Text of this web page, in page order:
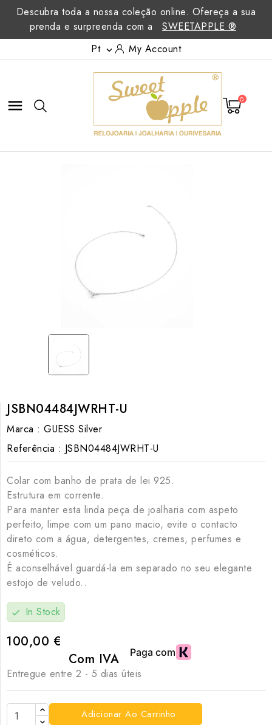
Descubra toda a nossa coleção online. Ofereça a sua
prenda e surpreenda com a
SWEETAPPLE ®
Pt  My Account
 0
JSBN04484JWRHT-U
Marca : GUESS Silver
Referência : JSBN04484JWRHT-U
Colar com banho de prata de lei 925.
Estrutura em corrente.
Para manter esta linda peça de joalharia com aspeto
perfeito, limpe com um pano macio, evite o contacto
direto com a água, detergentes, cremes, perfumes e
cosméticos.
É aconselhável guardá-la em separado no seu elegante
estojo de veludo..
check In Stock
100,00 €
Com IVA
Entregue entre 2 - 5 dias úteis
Adicionar Ao Carrinho